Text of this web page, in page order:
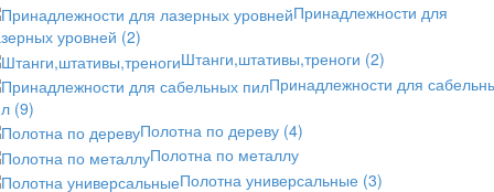
Принадлежности для
уровней (2)
Штанги,штативы,треноги (2)
Принадлежности для
(9)
Полотна по дереву (4)
Полотна по металлу
Полотна универсальные (3)